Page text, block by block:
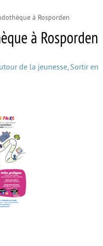
enfants
deuil
à Rosporden
à Rosporden
de la jeunesse, Sortir en